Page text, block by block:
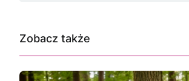
Zobacz także